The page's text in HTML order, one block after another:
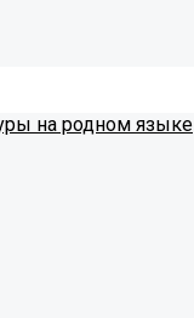
на родном языке